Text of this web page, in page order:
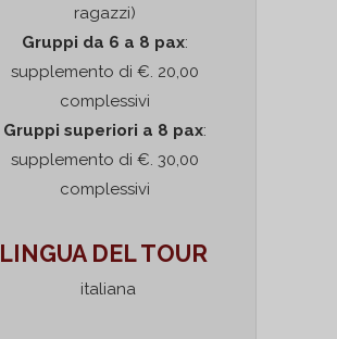
ragazzi)
Gruppi da 6 a 8 pax:
supplemento di €. 20,00
complessivi
Gruppi superiori a 8 pax:
supplemento di €. 30,00
complessivi
LINGUA DEL TOUR
italiana